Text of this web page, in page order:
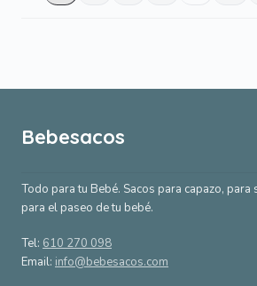
Bebesacos
Todo para tu Bebé. Sacos para capazo,
para el paseo de tu bebé.
Tel: 610 270 098
Email: info@bebesacos.com